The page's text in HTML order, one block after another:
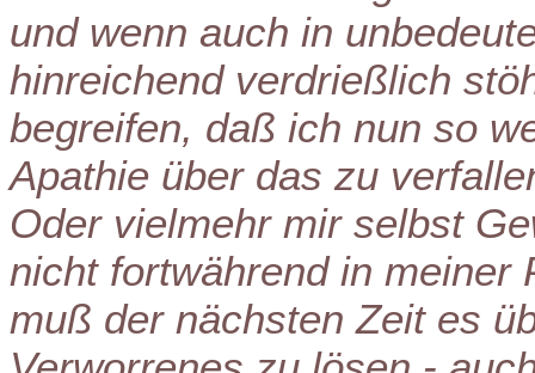
und wenn auch in
hinreichend verdrießlich
begreifen, daß ich nun so
Apathie über das zu
Oder vielmehr mir selbst
nicht fortwährend in meiner
muß der nächsten Zeit es